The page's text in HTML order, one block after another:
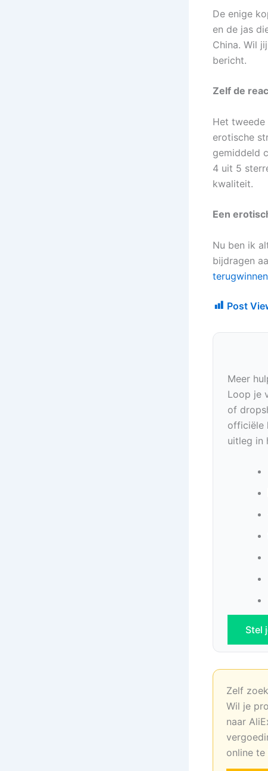
De enige
en de jas
China. Wil
bericht.
Zelf de
Het
erotische
gemiddeld
4 uit 5
kwaliteit.
Een
Nu ben ik
bijdragen
terugwinnen
Post
Meer
Loop je
of
officiële
uitleg in
Stel
Zelf
Wil je
naar
online te